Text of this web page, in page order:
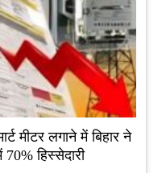
मीटर लगाने में बिहार ने
हिस्सेदारी